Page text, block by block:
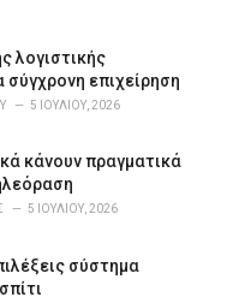
λογιστικής
σύγχρονη επιχείρηση
5 ΙΟΥΛΊΟΥ, 2026
κάνουν πραγματικά
5 ΙΟΥΛΊΟΥ, 2026
σύστημα